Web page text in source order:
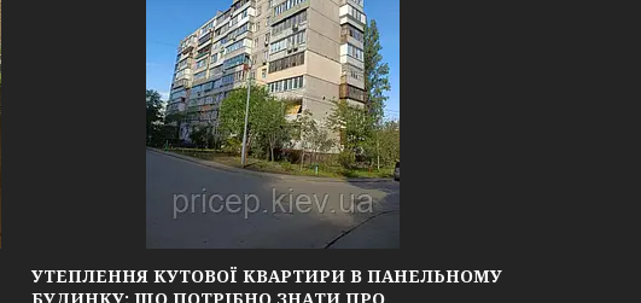
УТЕПЛЕННЯ КУТОВОЇ КВАРТИРИ В ПАНЕЛЬНОМУ